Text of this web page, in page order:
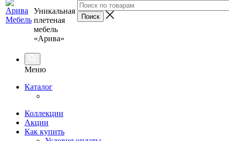
Уникальная
плетеная
мебель
«Арива»
Меню
Каталог
Коллекции
Акции
Как купить